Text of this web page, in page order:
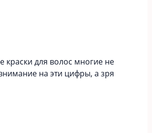
краски для волос многие не
на эти цифры, а зря